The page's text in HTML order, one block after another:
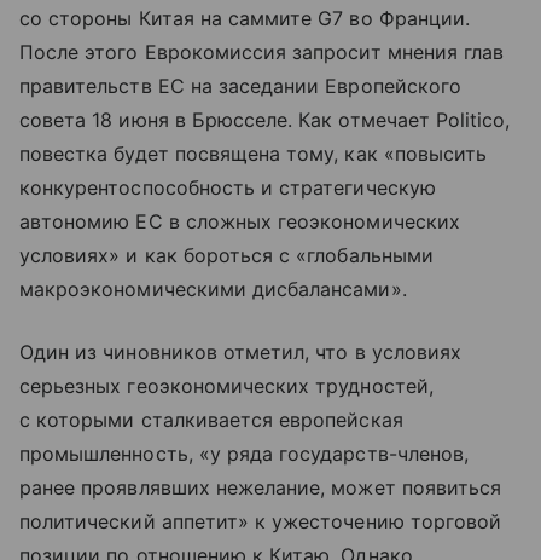
со стороны Китая на саммите G7 во Франции.
После этого Еврокомиссия запросит мнения глав
правительств ЕС на заседании Европейского
совета 18 июня в Брюсселе. Как отмечает Politico,
повестка будет посвящена тому, как «повысить
конкурентоспособность и стратегическую
автономию ЕС в сложных геоэкономических
условиях» и как бороться с «глобальными
макроэкономическими дисбалансами».
Один из чиновников отметил, что в условиях
серьезных геоэкономических трудностей,
с которыми сталкивается европейская
промышленность, «у ряда государств-членов,
ранее проявлявших нежелание, может появиться
политический аппетит» к ужесточению торговой